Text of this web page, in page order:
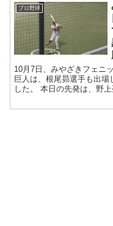
プロ野球
10月7日、みやざきフェニ
巨人は、根尾昴選手も出
した。 本日の先発は、野